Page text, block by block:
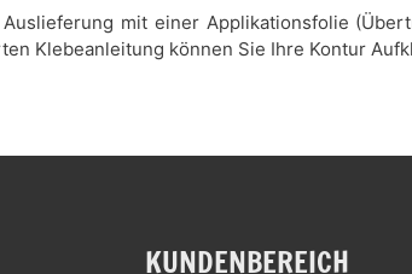
mit einer Applikationsfolie
Klebeanleitung können Sie Ihre Kontur
KUNDENBEREICH